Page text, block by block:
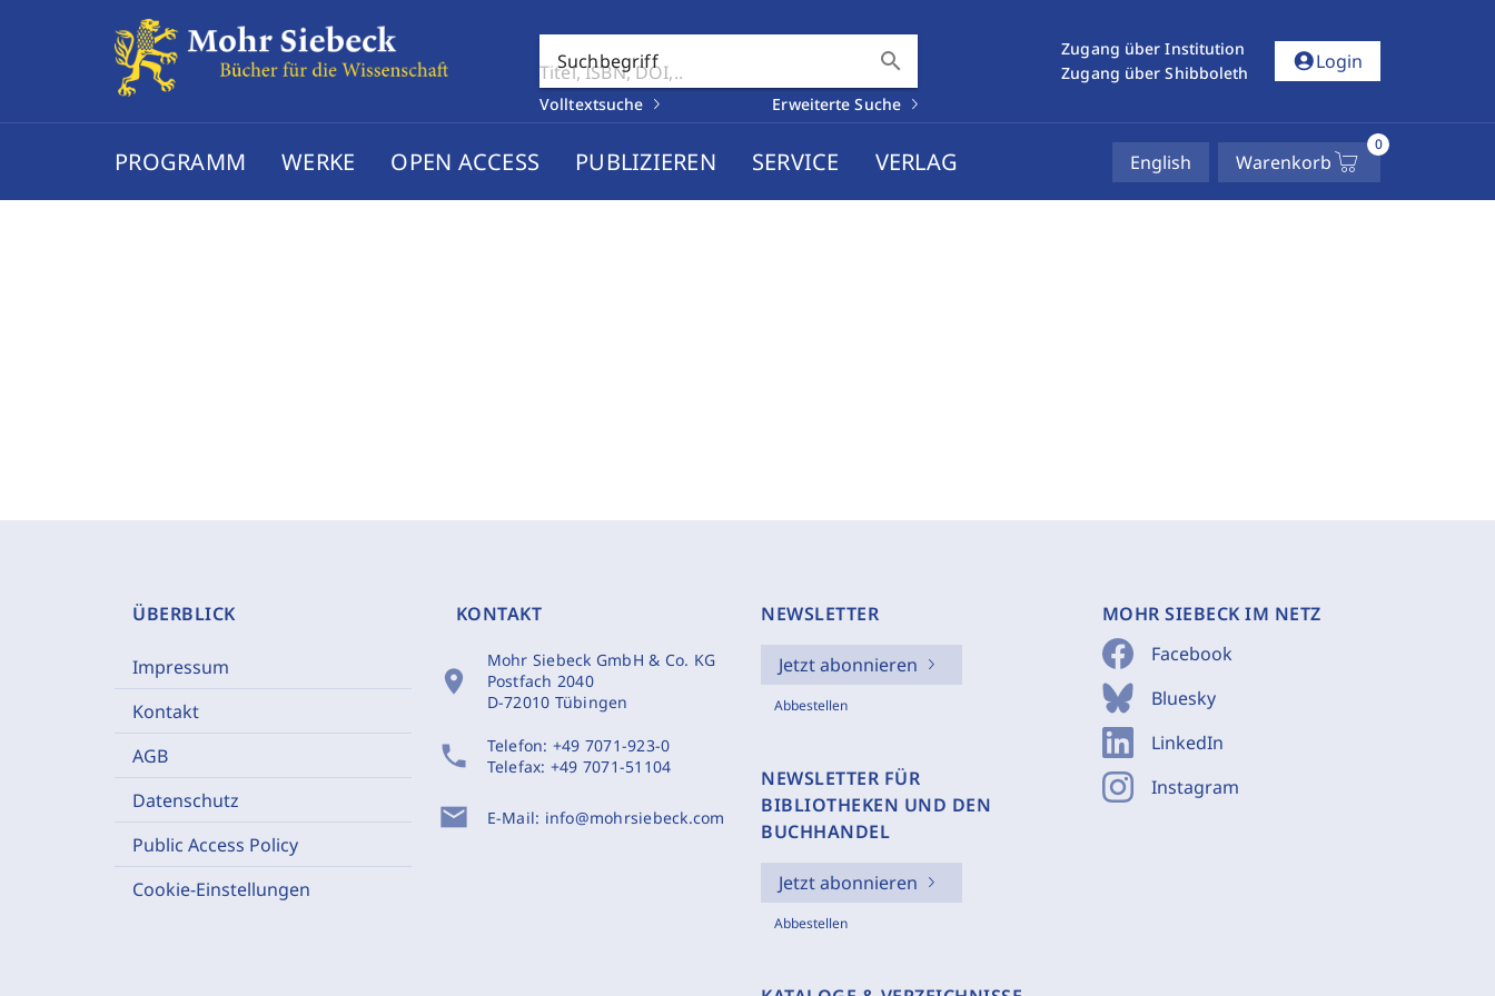
Suchbegriff search
Volltextsuche Erweiterte Suche
Zugang über Institution
Zugang über Shibboleth
account_circleLogin
PROGRAMM WERKE OPEN ACCESS PUBLIZIEREN SERVICE VERLAG English Warenkorb
0
ÜBERBLICK
Impressum
Kontakt
AGB
Datenschutz
Public Access Policy
Cookie-Einstellungen
KONTAKT
location_on
Mohr Siebeck GmbH & Co. KG
Postfach 2040
D-72010 Tübingen
phone Telefon: +49 7071-923-0
Telefax: +49 7071-51104
mail E-Mail: info@mohrsiebeck.com
NEWSLETTER
Jetzt abonnieren
Abbestellen
NEWSLETTER FÜR
BIBLIOTHEKEN UND DEN
BUCHHANDEL
Jetzt abonnieren
Abbestellen
MOHR SIEBECK IM NETZ
Facebook
Bluesky
LinkedIn
Instagram